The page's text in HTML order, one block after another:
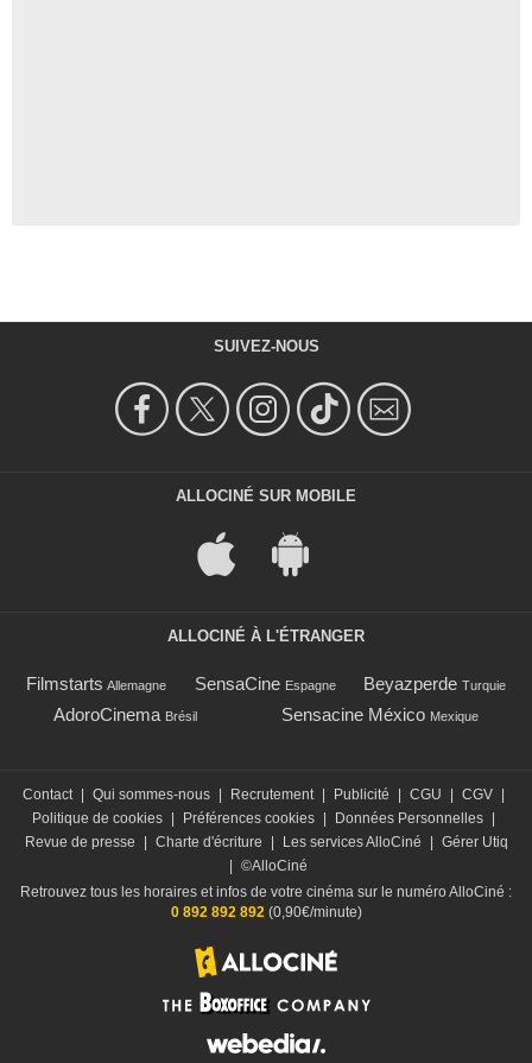
SUIVEZ-NOUS
ALLOCINÉ SUR MOBILE
ALLOCINÉ À L'ÉTRANGER
Filmstarts Allemagne SensaCine Espagne Beyazperde Turquie
AdoroCinema Brésil Sensacine México Mexique
Contact Qui sommes-nous Recrutement Publicité CGU CGV
Politique de cookies
Préférences cookies Données Personnelles
Revue de presse
Charte d'écriture Les services AlloCiné
Gérer Utiq
©AlloCiné
Retrouvez tous les horaires et infos de votre cinéma sur le numéro AlloCiné :
0 892 892 892(0,90€/minute)